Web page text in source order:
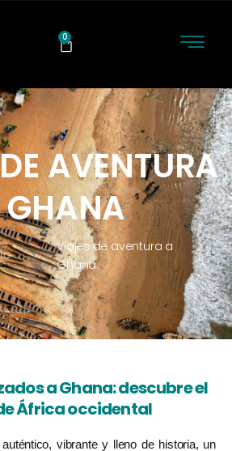
0
AVENTURA
Viajes de aventura a
Ghana
a Ghana: descubre el
África occidental
vibrante y lleno de historia, un